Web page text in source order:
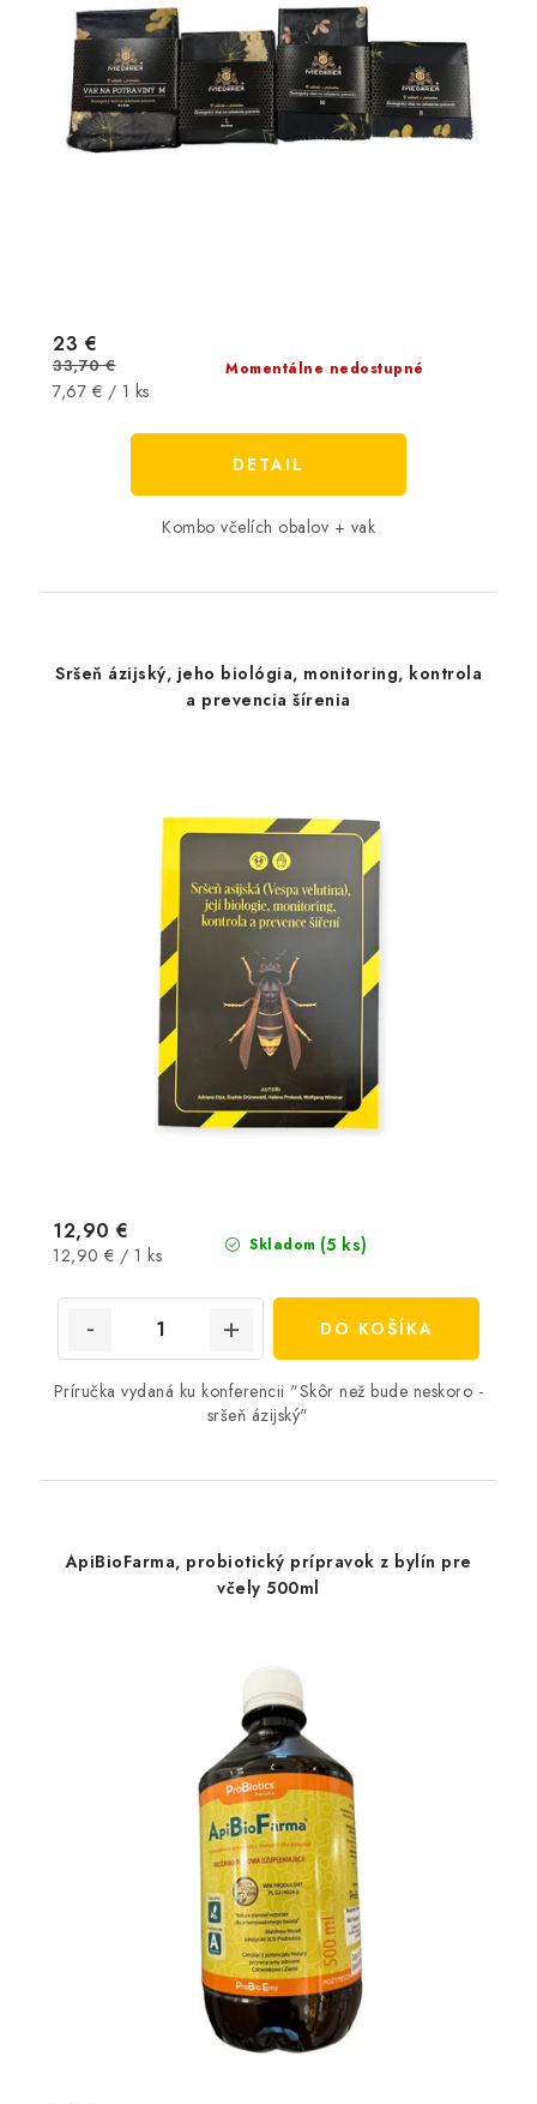
Momentálne nedostupné
23 €
33,70 €
Jednotková
7,67 € / 1 ks
DETAIL
Kombo včelích obalov + vak
Sršeň ázijský, jeho biológia, monitoring, kontrola
a prevencia šírenia
Skladom (5 ks)
12,90 €
Jednotková
12,90 € / 1 ks
DO KOŠÍKA
Príručka vydaná ku konferencii "Skôr než bude neskoro -
sršeň ázijský"
ApiBioFarma, probiotický prípravok z bylín pre
včely 500ml